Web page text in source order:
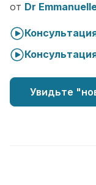
от Dr
Увидьте